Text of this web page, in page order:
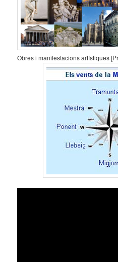
Obres i manifestacions artístiques